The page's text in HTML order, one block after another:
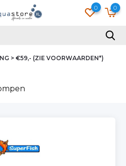
0 0
> €59,- (ZIE VOORWAARDEN*)